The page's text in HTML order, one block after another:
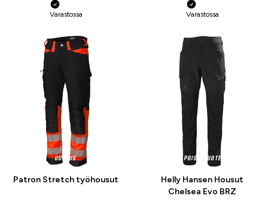
Varastossa Varastossa
UUTUUS
Patron Stretch työhousut
POISTOTUOTE
Helly Hansen Housut
Chelsea Evo BRZ